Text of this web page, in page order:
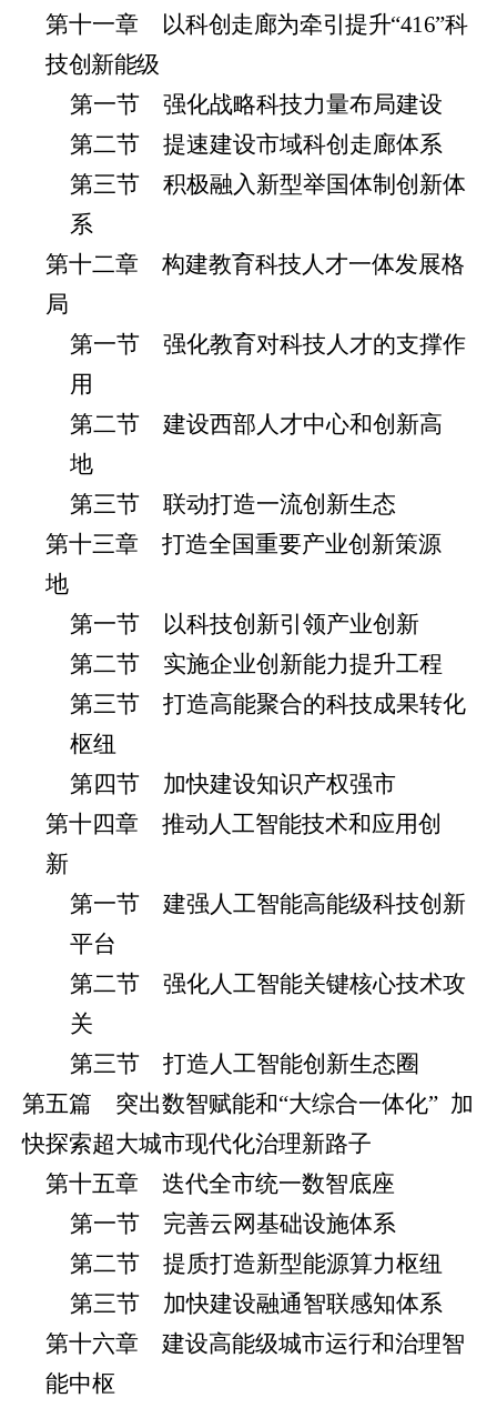
第十一章 以科创走廊为牵引提升“416”科
技创新能级
第一节 强化战略科技力量布局建设
第二节 提速建设市域科创走廊体系
第三节 积极融入新型举国体制创新体
系
第十二章 构建教育科技人才一体发展格
局
第一节 强化教育对科技人才的支撑作
用
第二节 建设西部人才中心和创新高
地
第三节 联动打造一流创新生态
第十三章 打造全国重要产业创新策源
地
第一节 以科技创新引领产业创新
第二节 实施企业创新能力提升工程
第三节 打造高能聚合的科技成果转化
枢纽
第四节 加快建设知识产权强市
第十四章 推动人工智能技术和应用创
新
第一节 建强人工智能高能级科技创新
平台
第二节 强化人工智能关键核心技术攻
关
第三节 打造人工智能创新生态圈
第五篇 突出数智赋能和“大综合一体化” 加
快探索超大城市现代化治理新路子
第十五章 迭代全市统一数智底座
第一节 完善云网基础设施体系
第二节 提质打造新型能源算力枢纽
第三节 加快建设融通智联感知体系
第十六章 建设高能级城市运行和治理智
能中枢